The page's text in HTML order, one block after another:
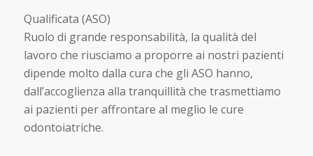
Qualificata (ASO)
Ruolo di grande responsabilità, la qualità del
lavoro che riusciamo a proporre ai nostri pazienti
dipende molto dalla cura che gli ASO hanno,
dall’accoglienza alla tranquillità che trasmettiamo
ai pazienti per affrontare al meglio le cure
odontoiatriche.